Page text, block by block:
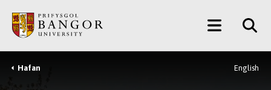
Prif
Gynnwys
Main
Menu
Breadcrumb
Hafan English